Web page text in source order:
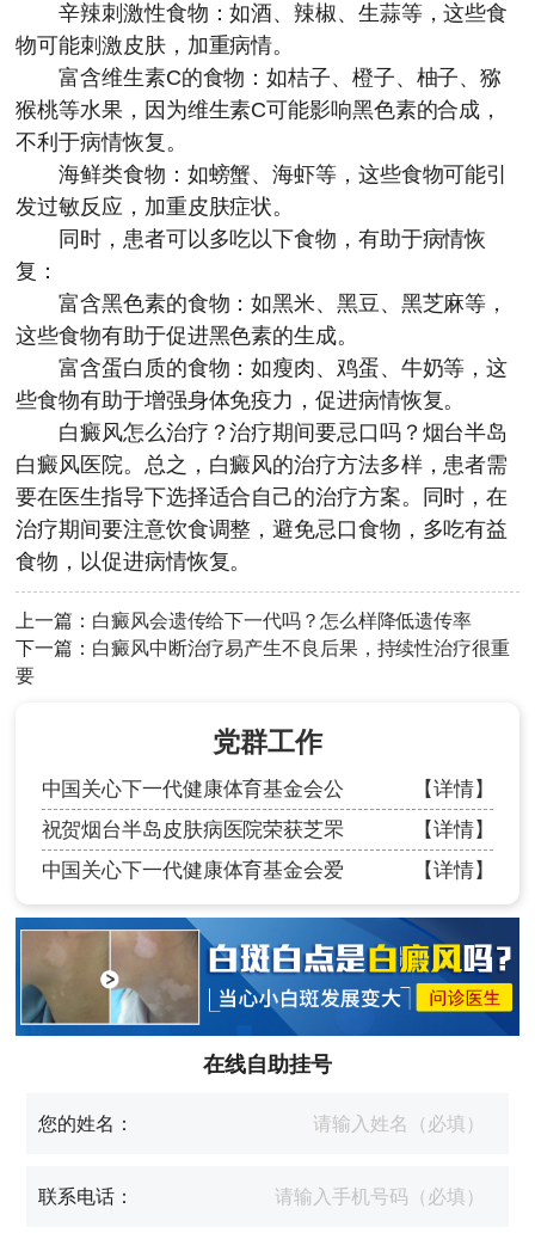
辛辣刺激性食物：如酒、辣椒、生蒜等，这些食
物可能刺激皮肤，加重病情。
富含维生素C的食物：如桔子、橙子、柚子、猕
猴桃等水果，因为维生素C可能影响黑色素的合成，
不利于病情恢复。
海鲜类食物：如螃蟹、海虾等，这些食物可能引
发过敏反应，加重皮肤症状。
同时，患者可以多吃以下食物，有助于病情恢
复：
富含黑色素的食物：如黑米、黑豆、黑芝麻等，
这些食物有助于促进黑色素的生成。
富含蛋白质的食物：如瘦肉、鸡蛋、牛奶等，这
些食物有助于增强身体免疫力，促进病情恢复。
白癜风怎么治疗？治疗期间要忌口吗？ 烟台半岛
白癜风医院。总之，白癜风的治疗方法多样，患者需
要在医生指导下选择适合自己的治疗方案。同时，在
治疗期间要注意饮食调整，避免忌口食物，多吃有益
食物，以促进病情恢复。
上一篇： 白癜风会遗传给下一代吗？怎么样降低遗传率
下一篇： 白癜风中断治疗易产生不良后果，持续性治疗很重
要
党群工作
中国关心下一代健康体育基金会公
【详情】
祝贺烟台半岛皮肤病医院荣获芝罘
【详情】
中国关心下一代健康体育基金会爱
【详情】
在线自助挂号
您的姓名：
联系电话：